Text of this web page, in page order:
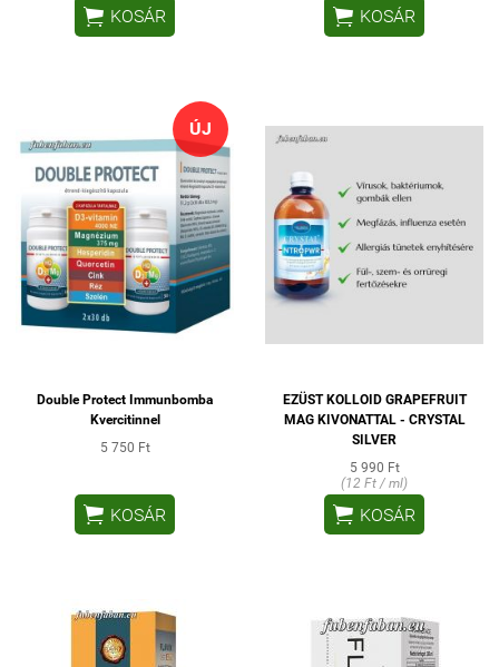
 KOSÁR  KOSÁR
ÚJ
Double Protect Immunbomba
Kvercitinnel
5 750 Ft
 KOSÁR
EZÜST KOLLOID GRAPEFRUIT
MAG KIVONATTAL - CRYSTAL
SILVER
5 990 Ft
(12 Ft / ml)
 KOSÁR